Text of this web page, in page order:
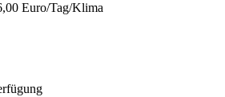
Euro/Tag/Klima